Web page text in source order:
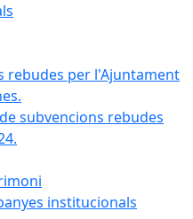
rebudes per l'Ajuntament
subvencions rebudes
institucionals